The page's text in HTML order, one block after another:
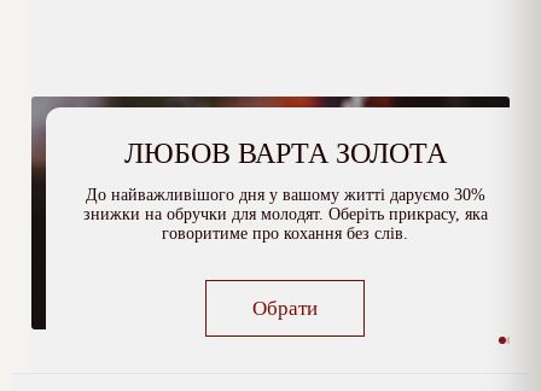
ЛЮБОВ ВАРТА ЗОЛОТА
До найважливішого дня у вашому житті даруємо 30%
знижки на обручки для молодят. Оберіть прикрасу, яка
говоритиме про кохання без слів.
Обрати